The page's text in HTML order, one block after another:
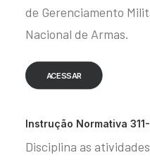
de Gerenciamento
Nacional de Armas.
ACESSAR
Instrução Normativa
Disciplina as